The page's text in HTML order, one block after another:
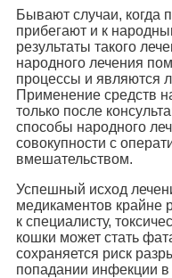
Бывают случаи, когда
прибегают и к
результаты такого
народного лечения
процессы и являются
Применение средств
только после
способы народного
совокупности с
вмешательством.
Успешный исход
медикаментов крайне
к специалисту,
кошки может стать
сохраняется риск
попадании инфекции